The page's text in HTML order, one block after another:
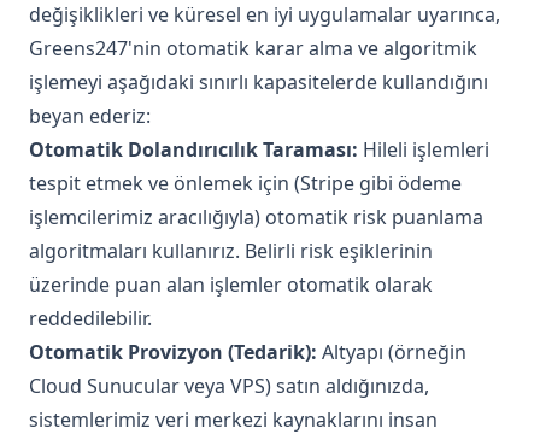
değişiklikleri ve küresel en iyi uygulamalar uyarınca,
Greens247'nin otomatik karar alma ve algoritmik
işlemeyi aşağıdaki sınırlı kapasitelerde kullandığını
beyan ederiz:
Otomatik Dolandırıcılık Taraması: Hileli işlemleri
tespit etmek ve önlemek için (Stripe gibi ödeme
işlemcilerimiz aracılığıyla) otomatik risk puanlama
algoritmaları kullanırız. Belirli risk eşiklerinin
üzerinde puan alan işlemler otomatik olarak
reddedilebilir.
Otomatik Provizyon (Tedarik): Altyapı (örneğin
Cloud Sunucular veya VPS) satın aldığınızda,
sistemlerimiz veri merkezi kaynaklarını insan